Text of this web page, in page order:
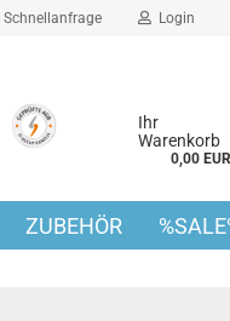
Schnellanfrage Login
Ihr
Warenkorb
0,00 EUR
ZUBEHÖR